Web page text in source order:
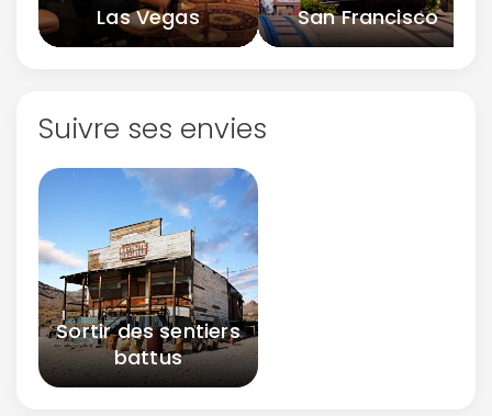
Las Vegas San Francisco
Suivre ses envies
Sortir des sentiers
battus